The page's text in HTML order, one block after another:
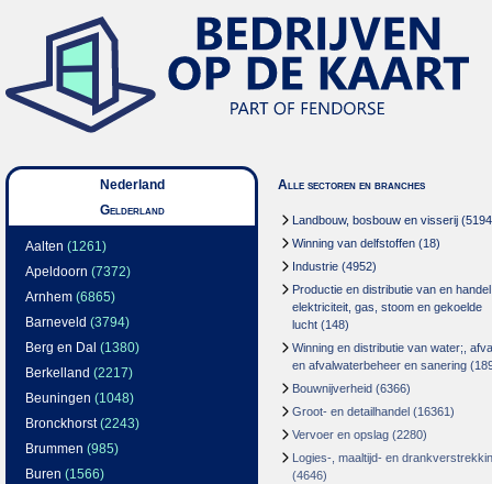
Nederland
Gelderland
Aalten (1261)
Apeldoorn (7372)
Arnhem (6865)
Barneveld (3794)
Berg en Dal (1380)
Berkelland (2217)
Beuningen (1048)
Bronckhorst(2243)
Brummen (985)
Buren (1566)
Alle sectoren en branches
Landbouw, bosbouw en visserij
Winning van delfstoffen (18)
Industrie (4952)
Productie en distributie van en
elektriciteit, gas, stoom en gekoelde
lucht (148)
Winning en distributie van water;,
en afvalwaterbeheer en sanering
Bouwnijverheid (6366)
Groot- en detailhandel (16361)
Vervoer en opslag (2280)
Logies-, maaltijd- en
(4646)